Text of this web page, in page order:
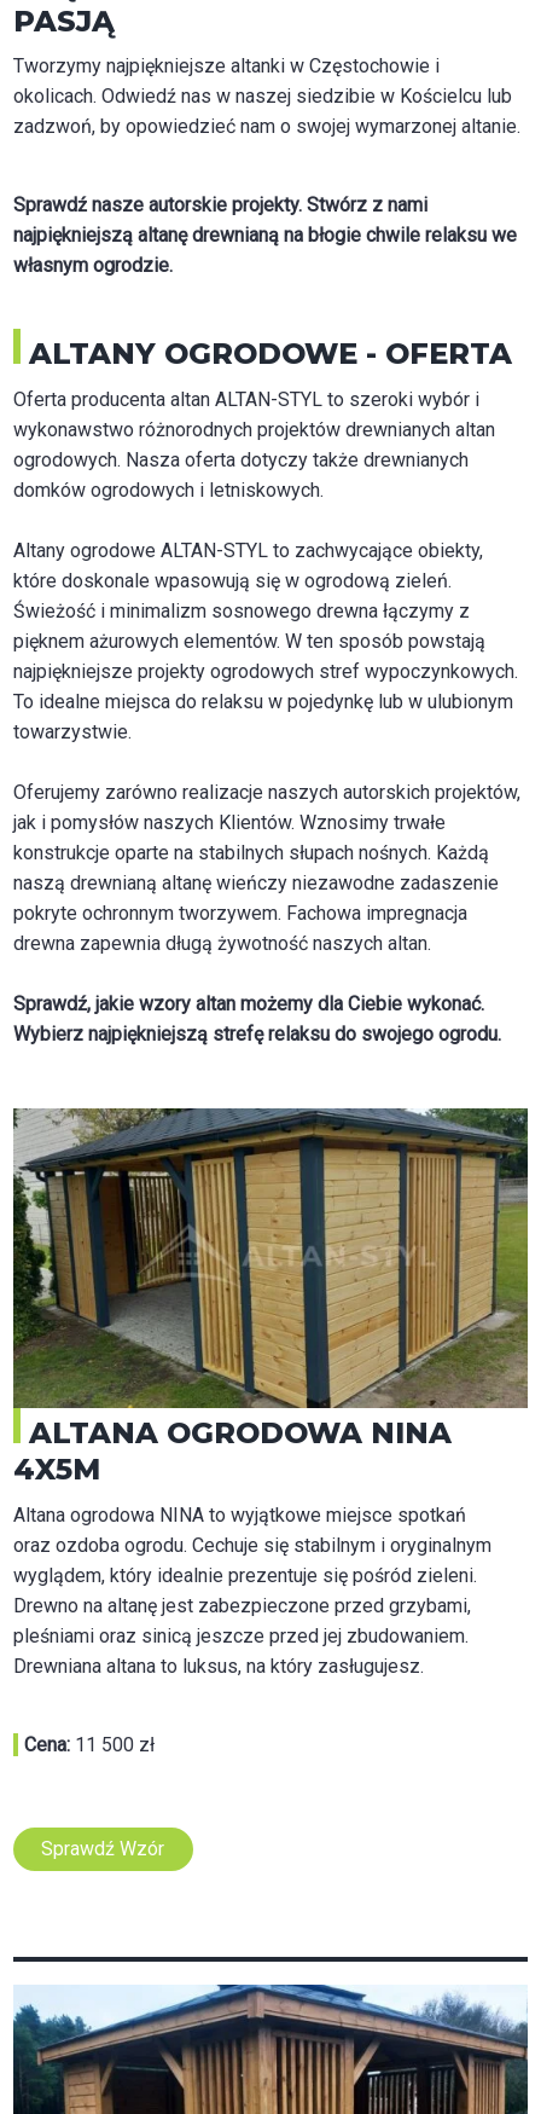
PASJĄ
Tworzymy najpiękniejsze altanki w Częstochowie i
okolicach. Odwiedź nas w naszej siedzibie w Kościelcu lub
zadzwoń, by opowiedzieć nam o swojej wymarzonej altanie.
Sprawdź nasze autorskie projekty. Stwórz z nami
najpiękniejszą altanę drewnianą na błogie chwile relaksu we
własnym ogrodzie.
ALTANY OGRODOWE - OFERTA
Oferta producenta altan ALTAN-STYL to szeroki wybór i
wykonawstwo różnorodnych projektów drewnianych altan
ogrodowych. Nasza oferta dotyczy także drewnianych
domków ogrodowych i letniskowych.
Altany ogrodowe ALTAN-STYL to zachwycające obiekty,
które doskonale wpasowują się w ogrodową zieleń.
Świeżość i minimalizm sosnowego drewna łączymy z
pięknem ażurowych elementów. W ten sposób powstają
najpiękniejsze projekty ogrodowych stref wypoczynkowych.
To idealne miejsca do relaksu w pojedynkę lub w ulubionym
towarzystwie.
Oferujemy zarówno realizacje naszych autorskich projektów,
jak i pomysłów naszych Klientów. Wznosimy trwałe
konstrukcje oparte na stabilnych słupach nośnych. Każdą
naszą drewnianą altanę wieńczy niezawodne zadaszenie
pokryte ochronnym tworzywem. Fachowa impregnacja
drewna zapewnia długą żywotność naszych altan.
Sprawdź, jakie wzory altan możemy dla Ciebie wykonać.
Wybierz najpiękniejszą strefę relaksu do swojego ogrodu.
ALTANA OGRODOWA NINA
4X5M
Altana ogrodowa NINA to wyjątkowe miejsce spotkań
oraz ozdoba ogrodu. Cechuje się stabilnym i oryginalnym
wyglądem, który idealnie prezentuje się pośród zieleni.
Drewno na altanę jest zabezpieczone przed grzybami,
pleśniami oraz sinicą jeszcze przed jej zbudowaniem.
Drewniana altana to luksus, na który zasługujesz.
Cena: 11 500 zł
Sprawdź Wzór